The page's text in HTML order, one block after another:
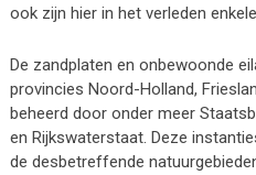
ook zijn hier in het verleden
De zandplaten en onbewoonde
provincies Noord-Holland,
beheerd door onder meer
en Rijkswaterstaat. Deze
de desbetreffende